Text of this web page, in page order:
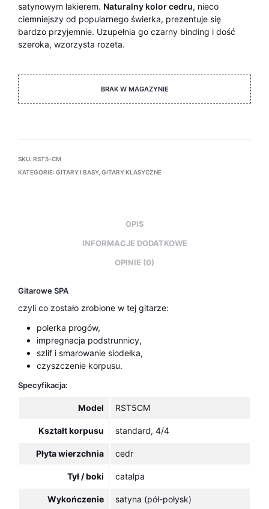
satynowym lakierem. Naturalny kolor cedru, nieco
ciemniejszy od popularnego świerka, prezentuje się
bardzo przyjemnie. Uzupełnia go czarny binding i dość
szeroka, wzorzysta rozeta.
BRAK W MAGAZYNIE
SKU: RST5-CM
KATEGORIE: GITARY I BASY, GITARY KLASYCZNE
OPIS
INFORMACJE DODATKOWE
OPINIE (0)
Gitarowe SPA
czyli co zostało zrobione w tej gitarze:
polerka progów,
impregnacja podstrunnicy,
szlif i smarowanie siodełka,
czyszczenie korpusu.
Specyfikacja:
Model RST5CM
Kształt korpusu standard, 4/4
Płyta wierzchnia cedr
Tył / boki catalpa
Wykończenie satyna (pół-połysk)